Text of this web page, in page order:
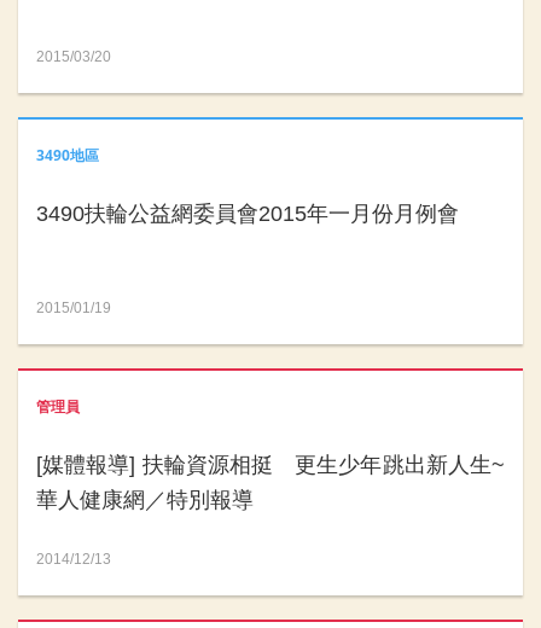
2015/03/20
3490地區
3490扶輪公益網委員會2015年一月份月例會
2015/01/19
管理員
[媒體報導] 扶輪資源相挺 更生少年跳出新人生~
華人健康網／特別報導
2014/12/13